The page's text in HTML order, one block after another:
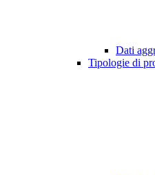
Dati
Tipologie di